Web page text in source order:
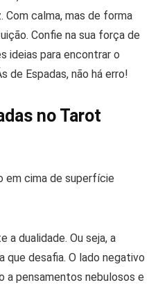
Com calma, mas de forma
Confie na sua força de
ideias para encontrar o
de Espadas, não há erro!
no Tarot
a dualidade. Ou seja, a
que desafia. O lado negativo
a pensamentos nebulosos e